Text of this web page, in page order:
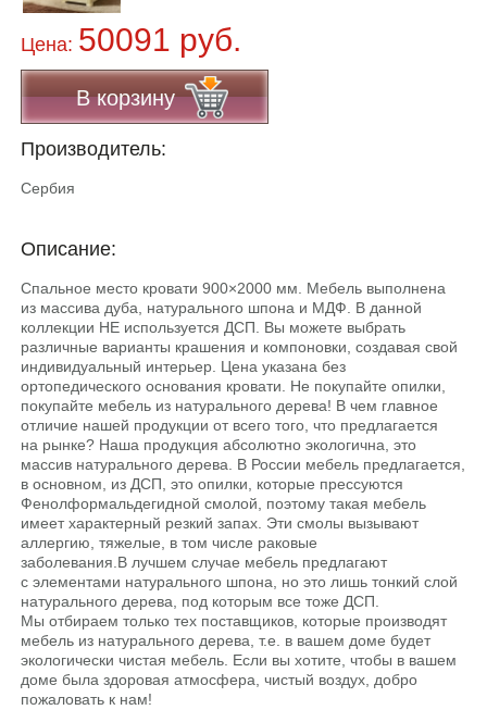
Цена: 50091 руб.
В корзину
Производитель:
Сербия
Описание:
Спальное место кровати 900×2000 мм. Мебель выполнена
из массива дуба, натурального шпона и МДФ. В данной
коллекции НЕ используется ДСП. Вы можете выбрать
различные варианты крашения и компоновки, создавая свой
индивидуальный интерьер. Цена указана без
ортопедического основания кровати. He покупайте опилки,
покупайте мебель из натурального дерева! В чем главное
отличие нашей продукции от всего того, что предлагается
на рынке? Наша продукция абсолютно экологична, это
массив натурального дерева. В России мебель предлагается,
в основном, из ДСП, это опилки, которые прессуются
Фенолформальдегидной смолой, поэтому такая мебель
имеет характерный резкий запах. Эти смолы вызывают
аллергию, тяжелые, в том числе раковые
заболевания.В лучшем случае мебель предлагают
с элементами натурального шпона, но это лишь тонкий слой
натурального дерева, под которым все тоже ДСП.
Мы отбираем только тех поставщиков, которые производят
мебель из натурального дерева, т.е. в вашем доме будет
экологически чистая мебель. Если вы хотите, чтобы в вашем
доме была здоровая атмосфера, чистый воздух, добро
пожаловать к нам!